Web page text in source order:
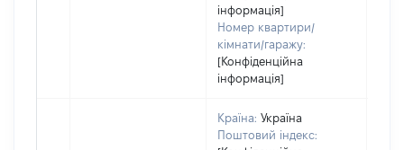
інформація]
Номер квартири/
кімнати/гаражу:
[Конфіденційна
інформація]
Країна: Україна
Поштовий індекс: